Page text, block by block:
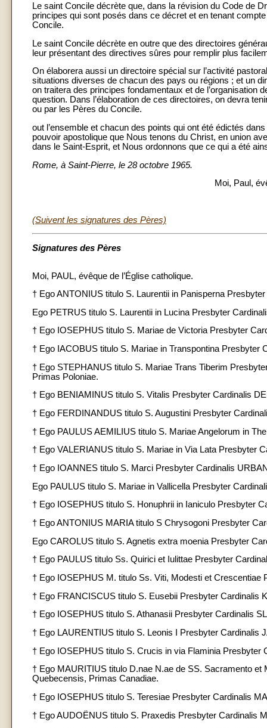
Le saint Concile décrète que, dans la révision du Code de
principes qui sont posés dans ce décret et en tenant
Concile.
Le saint Concile décrète en outre que des directoires
leur présentant des directives sûres pour remplir plus
On élaborera aussi un directoire spécial sur l’activité
situations diverses de chacun des pays ou régions ; et un
on traitera des principes fondamentaux et de l’organisation
question. Dans l’élaboration de ces directoires, on devra
ou par les Pères du Concile.
out l’ensemble et chacun des points qui ont été édictés
pouvoir apostolique que Nous tenons du Christ, en union
dans le Saint-Esprit, et Nous ordonnons que ce qui a été
Rome, à Saint-Pierre, le 28 octobre 1965.
Moi, Paul,
(Suivent les signatures des Pères)
Signatures des Pères
Moi, PAUL, évêque de l’Église catholique.
† Ego ANTONIUS titulo S. Laurentii in Panisperna
Ego PETRUS titulo S. Laurentii in Lucina Presbyter
† Ego IOSEPHUS titulo S. Mariae de Victoria Presbyter
† Ego IACOBUS titulo S. Mariae in Transpontina
† Ego STEPHANUS titulo S. Mariae Trans Tiberim
Primas Poloniae.
† Ego BENIAMINUS titulo S. Vitalis Presbyter Cardinalis
† Ego FERDINANDUS titulo S. Augustini Presbyter
† Ego PAULUS AEMILIUS titulo S. Mariae Angelorum in
† Ego VALERIANUS titulo S. Mariae in Via Lata Presbyter
† Ego IOANNES titulo S. Marci Presbyter Cardinalis
Ego PAULUS titulo S. Mariae in Vallicella Presbyter
† Ego IOSEPHUS titulo S. Honuphrii in Ianiculo Presbyter
† Ego ANTONIUS MARIA titulo S Chrysogoni Presbyter
Ego CAROLUS titulo S. Agnetis extra moenia Presbyter
† Ego PAULUS titulo Ss. Quirici et Iulittae Presbyter
† Ego IOSEPHUS M. titulo Ss. Viti, Modesti et
† Ego FRANCISCUS titulo S. Eusebii Presbyter Cardinalis
† Ego IOSEPHUS titulo S. Athanasii Presbyter Cardinalis
† Ego LAURENTIUS titulo S. Leonis I Presbyter Cardinalis
† Ego IOSEPHUS titulo S. Crucis in via Flaminia
† Ego MAURITIUS titulo D.nae N.ae de SS. Sacramento
Quebecensis, Primas Canadiae.
† Ego IOSEPHUS titulo S. Teresiae Presbyter Cardinalis
† Ego AUDOËNUS titulo S. Praxedis Presbyter Cardinalis